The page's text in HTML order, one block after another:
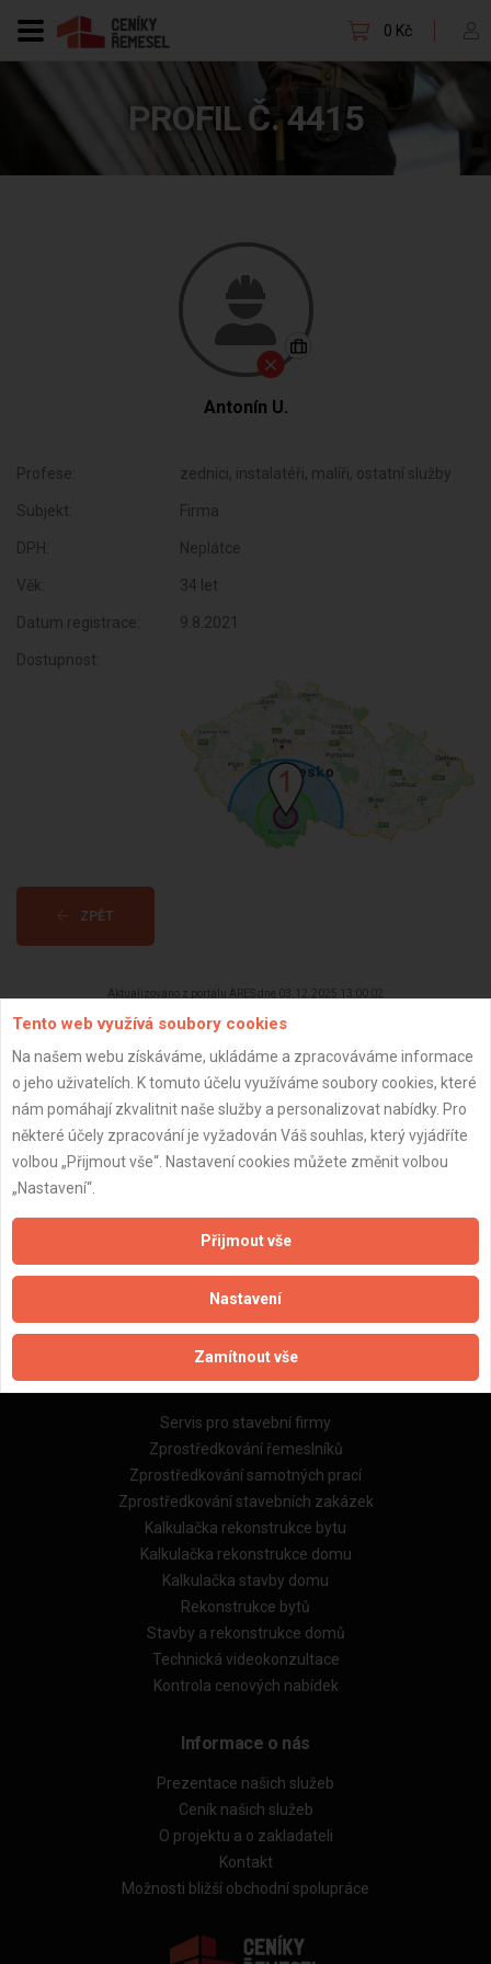
0 Kč
PROFIL Č. 4415
Antonín U.
Profese: zedníci, instalatéři, malíři, ostatní služby
Subjekt: Firma
DPH: Neplátce
Věk: 34 let
Datum registrace: 9.8.2021
Dostupnost:
ZPĚT
Aktualizováno z portálu ARES dne 03.12.2025 13:00:02
Důležité informace
Naše firmy a řemeslníci
Zásady pro používání souborů cookie
Obchodní podmínky (zprostředkování)
Obchodní podmínky (rozpočtování)
Reference
Naše excelové tabulky online
Naše služby
Servis pro stavební firmy
Zprostředkování řemeslníků
Zprostředkování samotných prací
Zprostředkování stavebních zakázek
Kalkulačka rekonstrukce bytu
Kalkulačka rekonstrukce domu
Kalkulačka stavby domu
Rekonstrukce bytů
Stavby a rekonstrukce domů
Technická videokonzultace
Kontrola cenových nabídek
Informace o nás
Prezentace našich služeb
Ceník našich služeb
O projektu a o zakladateli
Kontakt
Možnosti bližší obchodní spolupráce
Tento web využívá soubory cookies
Na našem webu získáváme, ukládáme a zpracováváme informace
o jeho uživatelích. K tomuto účelu využíváme soubory cookies, které
nám pomáhají zkvalitnit naše služby a personalizovat nabídky. Pro
některé účely zpracování je vyžadován Váš souhlas, který vyjádříte
volbou „Přijmout vše“. Nastavení cookies můžete změnit volbou
„Nastavení“.
Přijmout vše
Nastavení
Zamítnout vše